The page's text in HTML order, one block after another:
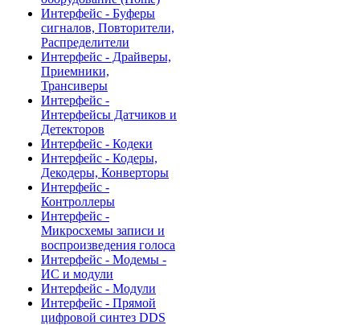
Интерфейс - Буферы
сигналов, Повторители,
Распределители
Интерфейс - Драйверы,
Приемники,
Трансиверы
Интерфейс -
Интерфейсы Датчиков и
Детекторов
Интерфейс - Кодеки
Интерфейс - Кодеры,
Декодеры, Конверторы
Интерфейс -
Контроллеры
Интерфейс -
Микросхемы записи и
воспроизведения голоса
Интерфейс - Модемы -
ИС и модули
Интерфейс - Модули
Интерфейс - Прямой
цифровой синтез DDS